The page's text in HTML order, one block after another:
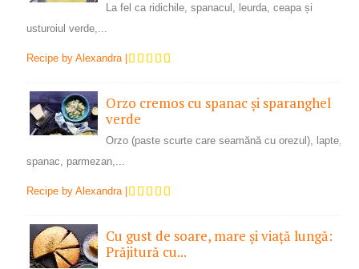
La fel ca ridichile, spanacul, leurda, ceapa și
usturoiul verde,...
Recipe by Alexandra|
Orzo cremos cu spanac și sparanghel
verde
Orzo (paste scurte care seamănă cu orezul), lapte,
spanac, parmezan,...
Recipe by Alexandra|
Cu gust de soare, mare și viață lungă:
Prăjitură cu...